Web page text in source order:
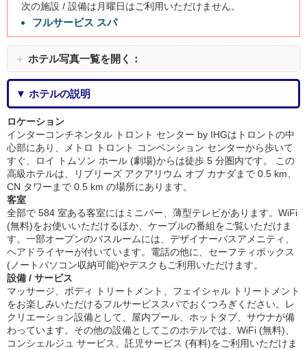
次の施設 / 設備は月曜日はご利用いただけません。
フルサービス スパ
＋ ホテル写真一覧を開く：
▼ ホテルの説明
ロケーション
インターコンチネンタル トロント センター by IHGはトロントの中
心部にあり、メトロ トロント コンベンション センターから歩いて
すぐ、ロイ トムソン ホール (劇場)からは徒歩 5 分圏内です。 この
高級ホテルは、リプリーズ アクアリウム オブ カナダまで 0.5 km、
CN タワーまで 0.5 km の場所にあります。
客室
全部で 584 室ある客室にはミニバー、薄型テレビがあります。WiFi
(無料)をお使いいただけるほか、ケーブルの番組をご覧いただけま
す。一部オープンのバスルームには、デザイナーバスアメニティ、
ヘアドライヤーが付いています。電話の他に、セーフティボックス
(ノートパソコン収納可能)やデスクもご利用いただけます。
設備 / サービス
マッサージ、ボディ トリートメント、フェイシャル トリートメント
をお楽しみいただけるフルサービススパでおくつろぎください。レ
クリエーション設備として、屋内プール、ホットタブ、サウナが備
わっています。その他の設備としてこのホテルでは、WiFi (無料)、
コンシェルジュ サービス、託児サービス (有料)をご利用いただけま